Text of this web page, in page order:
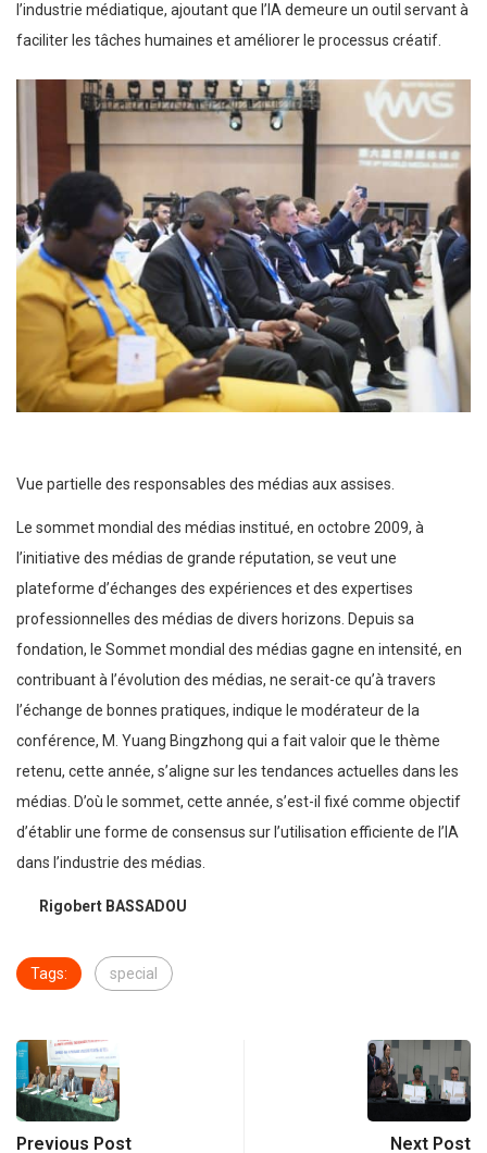
l’industrie médiatique, ajoutant que l’IA demeure un outil servant à
faciliter les tâches humaines et améliorer le processus créatif.
Vue partielle des responsables des médias aux assises.
Le sommet mondial des médias institué, en octobre 2009, à
l’initiative des médias de grande réputation, se veut une
plateforme d’échanges des expériences et des expertises
professionnelles des médias de divers horizons. Depuis sa
fondation, le Sommet mondial des médias gagne en intensité, en
contribuant à l’évolution des médias, ne serait-ce qu’à travers
l’échange de bonnes pratiques, indique le modérateur de la
conférence, M. Yuang Bingzhong qui a fait valoir que le thème
retenu, cette année, s’aligne sur les tendances actuelles dans les
médias. D’où le sommet, cette année, s’est-il fixé comme objectif
d’établir une forme de consensus sur l’utilisation efficiente de l’IA
dans l’industrie des médias.
Rigobert BASSADOU
Tags: special
Previous Post Next Post